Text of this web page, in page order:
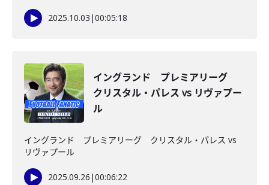
2025.10.03 |00:05:18
イングランド プレミアリーグ
クリスタル・パレス vs リヴァプー
ル
イングランド プレミアリーグ クリスタル・パレス vs
リヴァプール
2025.09.26 |00:06:22